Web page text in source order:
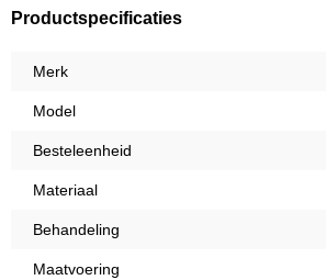
Productspecificaties
Merk
Model
Besteleenheid
Materiaal
Behandeling
Maatvoering